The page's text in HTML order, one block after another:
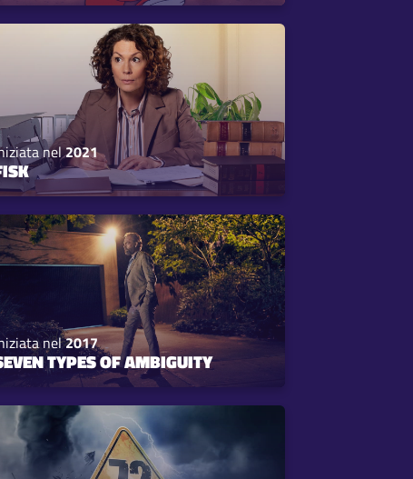
nel2021
nel2017
TYPES OF AMBIGUITY